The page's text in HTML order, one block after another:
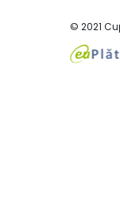
© 2021